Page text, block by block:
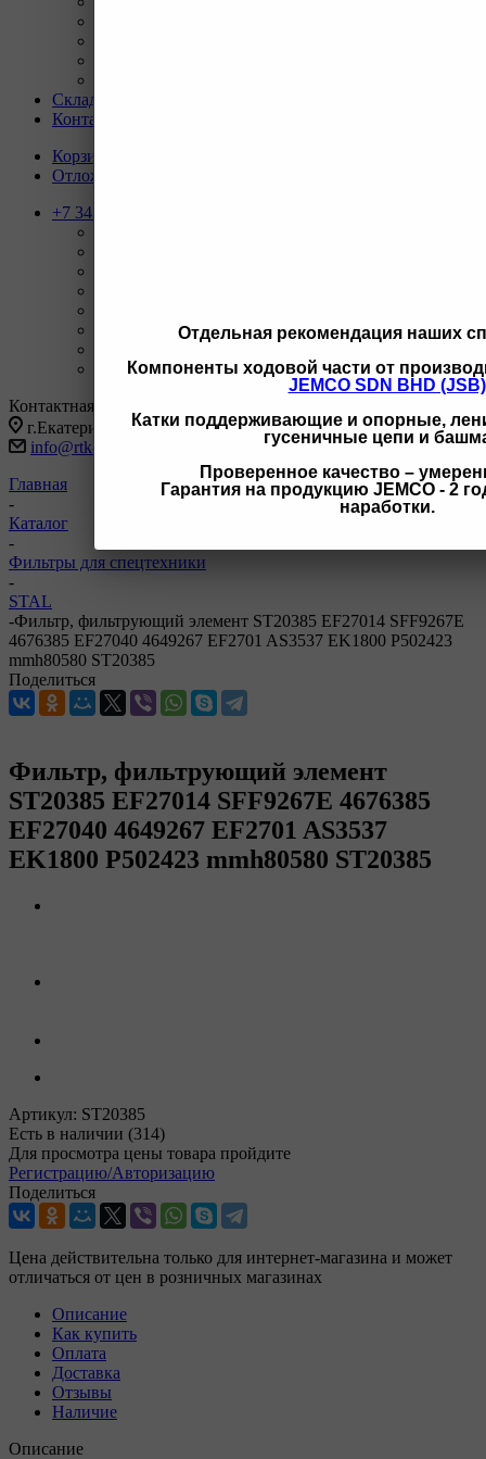
Отдельная рекомендация наших
Компоненты ходовой части от
JEMCO SDN BHD (JSB)
Катки поддерживающие и опорные,
гусеничные цепи и
Проверенное качество –
Гарантия на продукцию JEMCO - 2
наработки.
Склады
Контакты
Корзина
Отложенные
+7 343 247-83-62
+7 922 126 9 000С 9-18 ОП г Новый Уренгой
Заказать звонок
Контактная информация
г.Екатеринбург, ул Черняховского 86 корп 9/3
info@rtk-parts.ru
Главная
-
Каталог
-
Фильтры для спецтехники
-
STAL
-Фильтр, фильтрующий элемент ST20385 EF27014 SFF9267E
4676385 EF27040 4649267 EF2701 AS3537 EK1800 P502423
mmh80580 ST20385
Поделиться
Фильтр, фильтрующий элемент
ST20385 EF27014 SFF9267E 4676385
EF27040 4649267 EF2701 AS3537
EK1800 P502423 mmh80580 ST20385
Артикул: ST20385
Есть в наличии (314)
Для просмотра цены товара пройдите
Регистрацию/Авторизацию
Поделиться
Цена действительна только для интернет-магазина и может
отличаться от цен в розничных магазинах
Описание
Как купить
Оплата
Доставка
Отзывы
Наличие
Описание